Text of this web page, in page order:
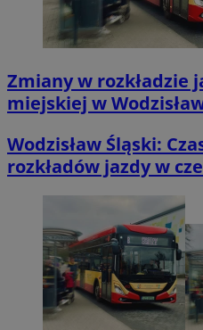
Zmiany w rozkładzie
miejskiej w
Wodzisław Śląski:
rozkładów jazdy w